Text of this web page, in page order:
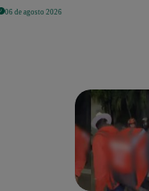
06 de agosto 2026